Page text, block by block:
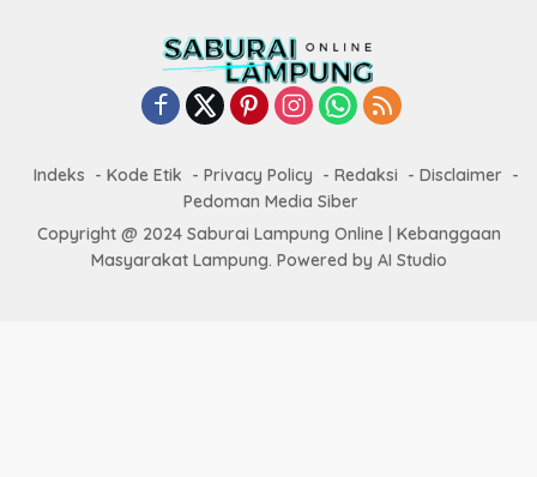
Indeks Kode Etik Privacy Policy Redaksi
Disclaimer
Pedoman Media Siber
Copyright @ 2024 Saburai Lampung Online | Kebanggaan
Masyarakat Lampung. Powered by AI Studio